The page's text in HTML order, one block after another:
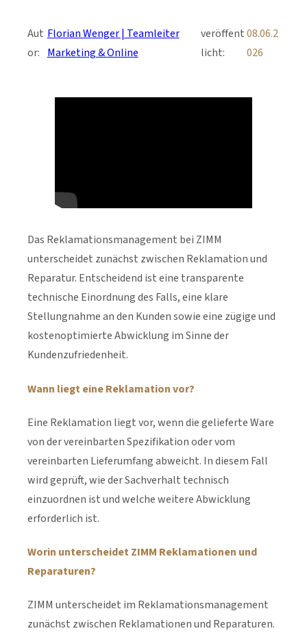
Aut
or:
Florian Wenger | Teamleiter
Marketing & Online
veröffent
licht:
08.06.2
026
Das Reklamationsmanagement bei ZIMM
unterscheidet zunächst zwischen Reklamation und
Reparatur. Entscheidend ist eine transparente
technische Einordnung des Falls, eine klare
Stellungnahme an den Kunden sowie eine zügige und
kostenoptimierte Abwicklung im Sinne der
Kundenzufriedenheit.
Wann liegt eine Reklamation vor?
Eine Reklamation liegt vor, wenn die gelieferte Ware
von der vereinbarten Spezifikation oder vom
vereinbarten Lieferumfang abweicht. In diesem Fall
wird geprüft, wie der Sachverhalt technisch
einzuordnen ist und welche weitere Abwicklung
erforderlich ist.
Worin unterscheidet ZIMM Reklamationen und
Reparaturen?
ZIMM unterscheidet im Reklamationsmanagement
zunächst zwischen Reklamationen und Reparaturen.